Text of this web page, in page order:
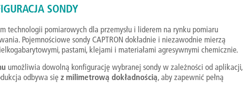
SONDY
technologii pomiarowych dla przemysłu i liderem na rynku pomiaru
Pojemnościowe sondy CAPTRON dokładnie i niezawodnie mierzą
pastami, klejami i materiałami agresywnymi chemicznie.
umożliwia dowolną konfigurację wybranej sondy w zależności od aplikacji,
odbywa się z milimetrową dokładnością, aby zapewnić pełną